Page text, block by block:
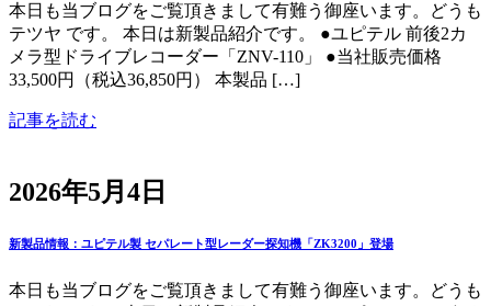
本日も当ブログをご覧頂きまして有難う御座います。どうも
テツヤ です。 本日は新製品紹介です。 ●ユピテル 前後2カ
メラ型ドライブレコーダー「ZNV-110」 ●当社販売価格
33,500円（税込36,850円） 本製品 […]
記事を読む
2026年5月4日
新製品情報：ユピテル製 セパレート型レーダー探知機「ZK3200」登場
本日も当ブログをご覧頂きまして有難う御座います。どうも